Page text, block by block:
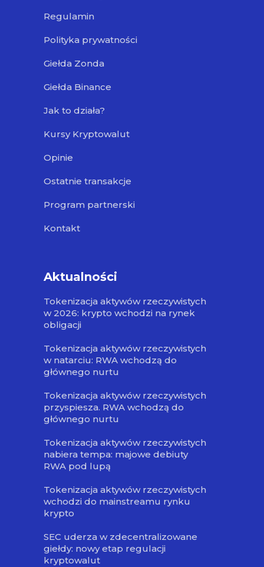
Regulamin
Polityka prywatności
Giełda Zonda
Giełda Binance
Jak to działa?
Kursy Kryptowalut
Opinie
Ostatnie transakcje
Program partnerski
Kontakt
Aktualności
Tokenizacja aktywów rzeczywistych
w 2026: krypto wchodzi na rynek
obligacji
Tokenizacja aktywów rzeczywistych
w natarciu: RWA wchodzą do
głównego nurtu
Tokenizacja aktywów rzeczywistych
przyspiesza. RWA wchodzą do
głównego nurtu
Tokenizacja aktywów rzeczywistych
nabiera tempa: majowe debiuty
RWA pod lupą
Tokenizacja aktywów rzeczywistych
wchodzi do mainstreamu rynku
krypto
SEC uderza w zdecentralizowane
giełdy: nowy etap regulacji
kryptowalut